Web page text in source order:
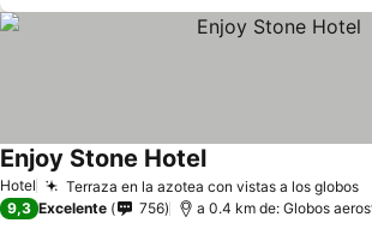
Hotel Terraza en la azotea con vistas a los globos
Enjoy Stone Hotel
9,3 Excelente 756 a 0.4 km de: Globos